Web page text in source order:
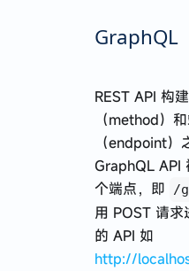
GraphQL
REST API 构
（method）
（endpoint）
GraphQL API
个端点，即
/
用 POST 请求
的 API 如
http://